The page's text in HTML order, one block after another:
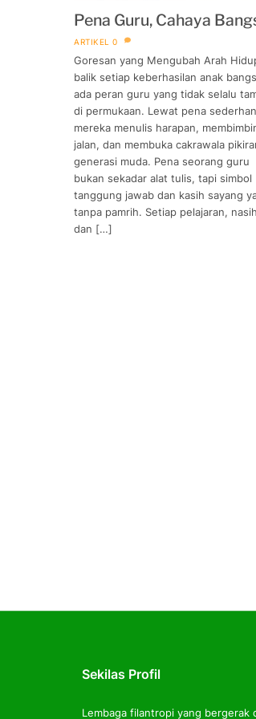
Pena Guru, Cahaya
ARTIKEL 0
Goresan yang Mengubah Arah
balik setiap keberhasilan anak
ada peran guru yang tidak selalu
di permukaan. Lewat pena
mereka menulis harapan,
jalan, dan membuka cakrawala
generasi muda. Pena seorang guru
bukan sekadar alat tulis, tapi simbol
tanggung jawab dan kasih sayang
tanpa pamrih. Setiap pelajaran,
dan […]
Sekilas Profil
Lembaga filantropi yang bergerak